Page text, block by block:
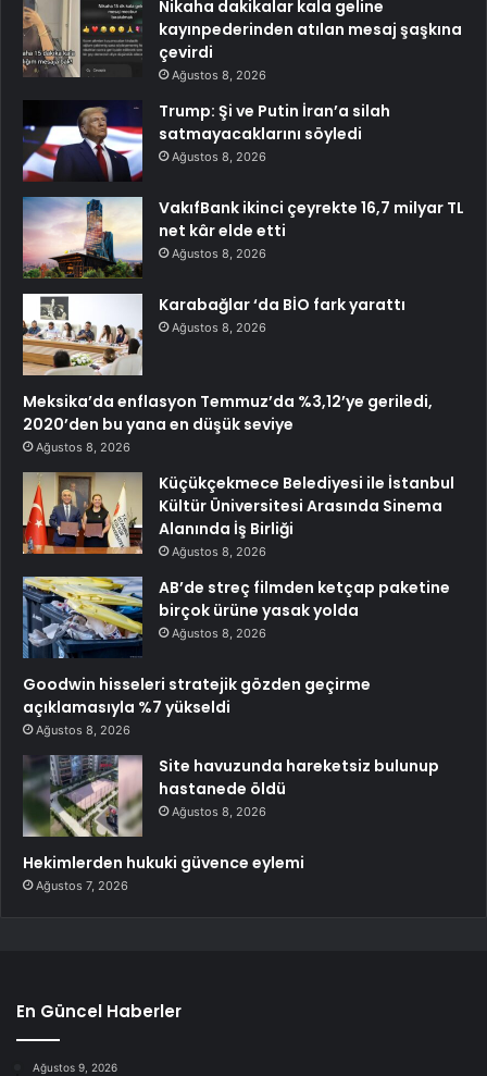
Nikaha dakikalar kala geline
kayınpederinden atılan mesaj şaşkına
çevirdi
Ağustos 8, 2026
Trump: Şi ve Putin İran’a silah
satmayacaklarını söyledi
Ağustos 8, 2026
VakıfBank ikinci çeyrekte 16,7 milyar TL
net kâr elde etti
Ağustos 8, 2026
Karabağlar ‘da BİO fark yarattı
Ağustos 8, 2026
Meksika’da enflasyon Temmuz’da %3,12’ye geriledi,
2020’den bu yana en düşük seviye
Ağustos 8, 2026
Küçükçekmece Belediyesi ile İstanbul
Kültür Üniversitesi Arasında Sinema
Alanında İş Birliği
Ağustos 8, 2026
AB’de streç filmden ketçap paketine
birçok ürüne yasak yolda
Ağustos 8, 2026
Goodwin hisseleri stratejik gözden geçirme
açıklamasıyla %7 yükseldi
Ağustos 8, 2026
Site havuzunda hareketsiz bulunup
hastanede öldü
Ağustos 8, 2026
Hekimlerden hukuki güvence eylemi
Ağustos 7, 2026
En Güncel Haberler
Ağustos 9, 2026